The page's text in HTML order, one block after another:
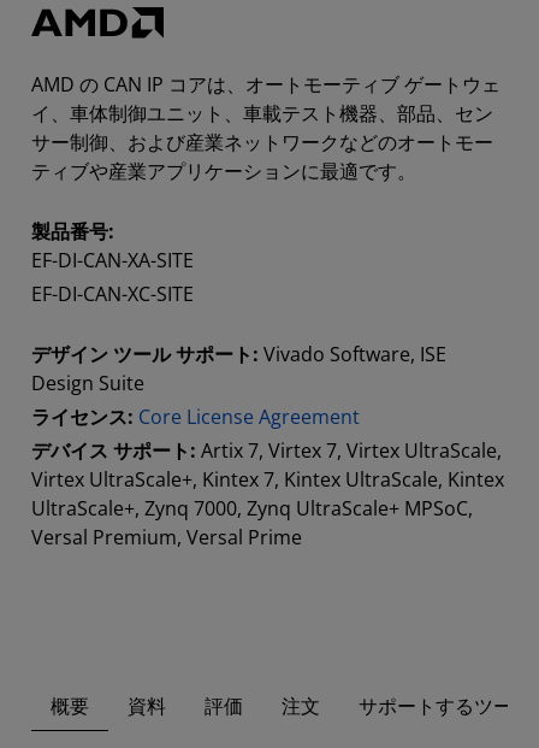
AMD の CAN IP コアは、オートモーティブ ゲートウェ
イ、車体制御ユニット、車載テスト機器、部品、セン
サー制御、および産業ネットワークなどのオートモー
ティブや産業アプリケーションに最適です。
製品番号:
EF-DI-CAN-XA-SITE
EF-DI-CAN-XC-SITE
デザイン ツール サポート: Vivado Software, ISE
Design Suite
ライセンス: Core License Agreement
デバイス サポート: Artix 7, Virtex 7, Virtex UltraScale,
Virtex UltraScale+, Kintex 7, Kintex UltraScale, Kintex
UltraScale+, Zynq 7000, Zynq UltraScale+ MPSoC,
Versal Premium, Versal Prime
概要 資料 評価 注文 サポートするツール